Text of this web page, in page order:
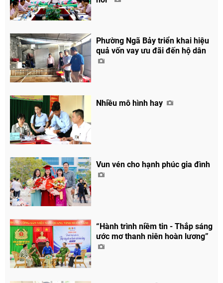
Phường Ngã Bảy triển khai hiệu
quả vốn vay ưu đãi đến hộ dân
Nhiều mô hình hay
Vun vén cho hạnh phúc gia đình
“Hành trình niềm tin - Thắp sáng
ước mơ thanh niên hoàn lương”